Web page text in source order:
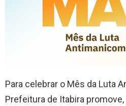
Para celebrar o Mês da Luta
Prefeitura de Itabira